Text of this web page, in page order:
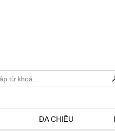
ĐA CHIỀU